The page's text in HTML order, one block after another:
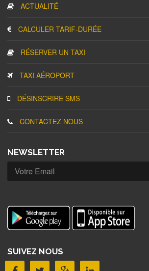
ACTUALITÉ
CALCULER TARIF-DURÉE
RÉSERVER UN TAXI
TAXI AÉROPORT
DÉSINSCRIRE SMS
CONTACTEZ NOUS
NEWSLETTER
SUIVEZ NOUS